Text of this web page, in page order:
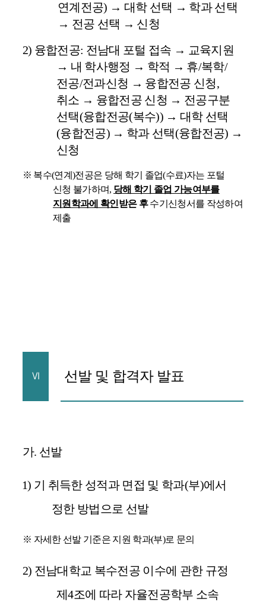
연계 전공) → 대학 선택 → 학과 선택
→ 전공 선택 → 신청
2) 융합전공: 전남대 포털 접속 → 교육지원
→ 내 학사행정 → 학적 → 휴/복학/
전공/전과신청 → 융합전공 신청,
취소 → 융합전공 신청 → 전공구분
선택(융합전공(복수)) → 대학 선택
(융합전공) → 학과 선택(융합전공) →
신청
※ 복수(연계)전공은 당해 학기 졸업(수료)자는 포털
신청 불가하며, 당해 학기 졸업 가능여부를
지원학과에 확인받은 후 수기신청서를 작성하여
제출
Ⅵ 선발 및 합격자 발표
가. 선발
1) 기 취득한 성적과 면접 및 학과(부)에서
정한 방법으로 선발
※ 자세한 선발 기준은 지원 학과(부)로 문의
2) 전남대학교 복수전공 이수에 관한 규정
제4조에 따라 자율전공학부 소속